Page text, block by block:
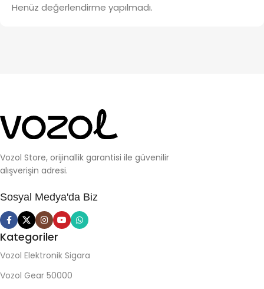
Henüz değerlendirme yapılmadı.
Vozol Store, orijinallik garantisi ile güvenilir
alışverişin adresi.
Sosyal Medya'da Biz
Kategoriler
Vozol Elektronik Sigara
Vozol Gear 50000